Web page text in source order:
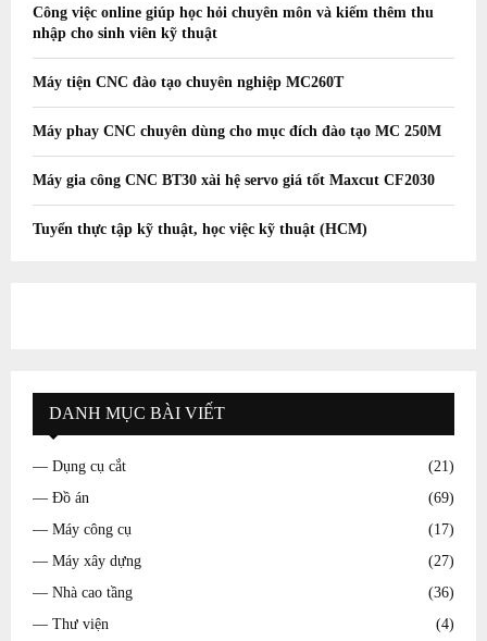
Công việc online giúp học hỏi chuyên môn và kiếm thêm thu
nhập cho sinh viên kỹ thuật
Máy tiện CNC đào tạo chuyên nghiệp MC260T
Máy phay CNC chuyên dùng cho mục đích đào tạo MC 250M
Máy gia công CNC BT30 xài hệ servo giá tốt Maxcut CF2030
Tuyển thực tập kỹ thuật, học việc kỹ thuật (HCM)
DANH MỤC BÀI VIẾT
— Dụng cụ cắt
(21)
— Đồ án
(69)
— Máy công cụ
(17)
— Máy xây dựng
(27)
— Nhà cao tầng
(36)
— Thư viện
(4)